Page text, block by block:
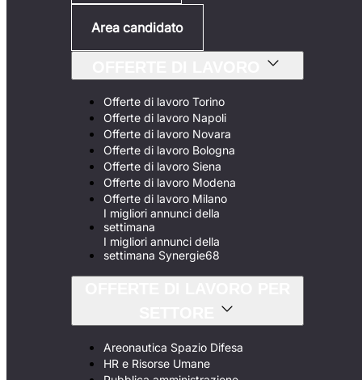
Area candidato
Offerte di lavoro Torino
Offerte di lavoro Napoli
Offerte di lavoro Novara
Offerte di lavoro Bologna
Offerte di lavoro Siena
Offerte di lavoro Modena
Offerte di lavoro Milano
I migliori annunci della
settimana
I migliori annunci della
settimana Synergie68
Areonautica Spazio Difesa
HR e Risorse Umane